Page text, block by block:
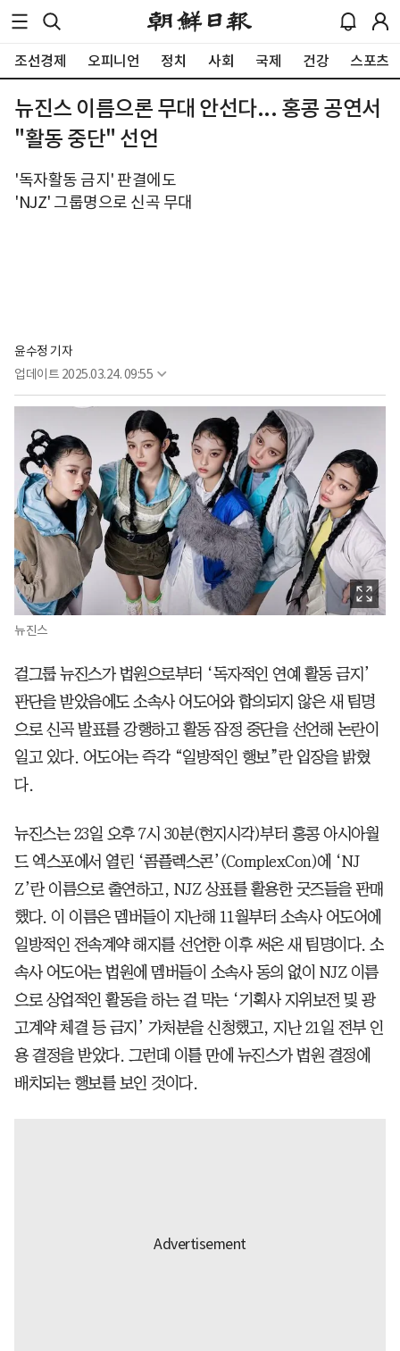
조선경제 오피니언 정치 사회 국제 건강 스포츠
뉴진스 이름으론 무대 안선다... 홍콩 공연서
"활동 중단" 선언
'독자활동 금지' 판결에도
'NJZ' 그룹명으로 신곡 무대
윤수정 기자
업데이트 2025.03.24. 09:55
뉴진스
걸그룹 뉴진스가 법원으로부터 ‘독자적인 연예 활동 금지’
판단을 받았음에도 소속사 어도어와 합의되지 않은 새 팀명
으로 신곡 발표를 강행하고 활동 잠정 중단을 선언해 논란이
일고 있다. 어도어는 즉각 “일방적인 행보”란 입장을 밝혔
다.
뉴진스는 23일 오후 7시 30분(현지시각)부터 홍콩 아시아월
드 엑스포에서 열린 ‘콤플렉스콘’(ComplexCon)에 ‘NJ
Z’란 이름으로 출연하고, NJZ 상표를 활용한 굿즈들을 판매
했다. 이 이름은 멤버들이 지난해 11월부터 소속사 어도어에
일방적인 전속계약 해지를 선언한 이후 써온 새 팀명이다. 소
속사 어도어는 법원에 멤버들이 소속사 동의 없이 NJZ 이름
으로 상업적인 활동을 하는 걸 막는 ‘기획사 지위보전 및 광
고계약 체결 등 금지’ 가처분을 신청했고, 지난 21일 전부 인
용 결정을 받았다. 그런데 이틀 만에 뉴진스가 법원 결정에
배치되는 행보를 보인 것이다.